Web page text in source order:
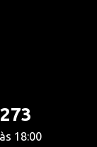
18:00